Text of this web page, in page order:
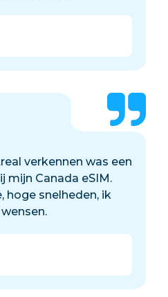
verkennen was een
mijn Canada eSIM.
hoge snelheden, ik